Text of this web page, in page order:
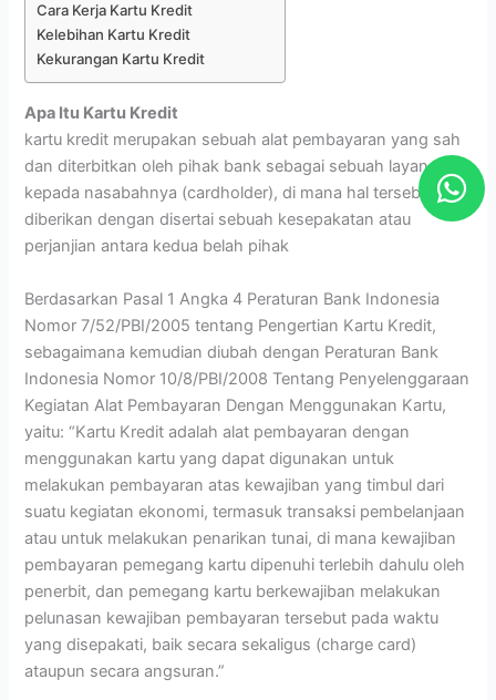
Cara Kerja Kartu Kredit
Kelebihan Kartu Kredit
Kekurangan Kartu Kredit
Apa Itu Kartu Kredit
kartu kredit merupakan sebuah alat pembayaran yang sah
dan diterbitkan oleh pihak bank sebagai sebuah layanan
kepada nasabahnya (cardholder), di mana hal tersebut
diberikan dengan disertai sebuah kesepakatan atau
perjanjian antara kedua belah pihak
Berdasarkan Pasal 1 Angka 4 Peraturan Bank Indonesia
Nomor 7/52/PBI/2005 tentang Pengertian Kartu Kredit,
sebagaimana kemudian diubah dengan Peraturan Bank
Indonesia Nomor 10/8/PBI/2008 Tentang Penyelenggaraan
Kegiatan Alat Pembayaran Dengan Menggunakan Kartu,
yaitu: “Kartu Kredit adalah alat pembayaran dengan
menggunakan kartu yang dapat digunakan untuk
melakukan pembayaran atas kewajiban yang timbul dari
suatu kegiatan ekonomi, termasuk transaksi pembelanjaan
atau untuk melakukan penarikan tunai, di mana kewajiban
pembayaran pemegang kartu dipenuhi terlebih dahulu oleh
penerbit, dan pemegang kartu berkewajiban melakukan
pelunasan kewajiban pembayaran tersebut pada waktu
yang disepakati, baik secara sekaligus (charge card)
ataupun secara angsuran.”
W
h
p